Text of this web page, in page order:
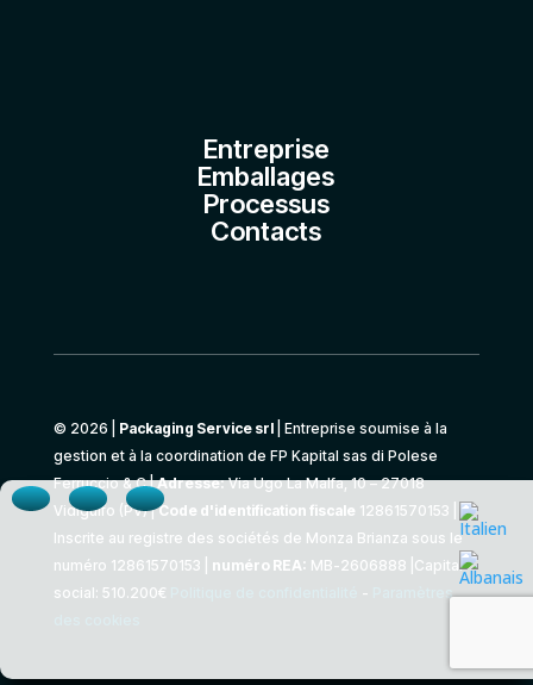
Entreprise
Emballages
Processus
Contacts
© 2026 | Packaging Service srl| Entreprise soumise à la
gestion et à la coordination de FP Kapital sas di Polese
Ferruccio & C.|Adresse:Via Ugo La Malfa, 10 – 27018
Vidigulfo (PV) |Code d'identification fiscale 12861570153 |
Inscrite au registre des sociétés de Monza Brianza sous le
numéro 12861570153 | numéro REA: MB-2606888 |Capital
social: 510.200€
-
Paramètres